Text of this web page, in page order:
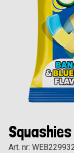
Squashies
Art. nr: